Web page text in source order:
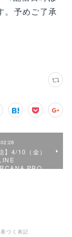
。予めご了承
】4/10（金）
PRO…
づく表記